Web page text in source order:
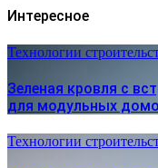
Интересное
Технологии
Зеленая кровля с
для модульных
Технологии